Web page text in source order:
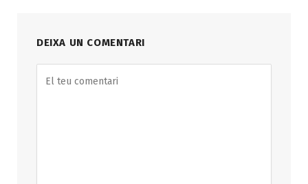
DEIXA UN COMENTARI